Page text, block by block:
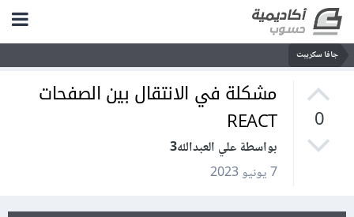
جافا سكريبت
0
مشكلة في الانتقال بين الصفحات
REACT
بواسطة علي العبدالله3
7 يونيو 2023